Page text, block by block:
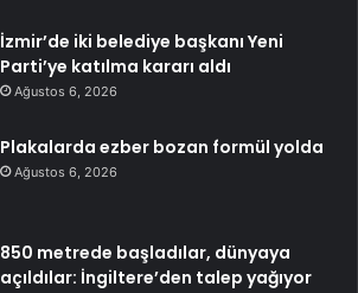
İzmir’de iki belediye başkanı Yeni
Parti’ye katılma kararı aldı
Ağustos 6, 2026
Plakalarda ezber bozan formül yolda
Ağustos 6, 2026
850 metrede başladılar, dünyaya
açıldılar: İngiltere’den talep yağıyor